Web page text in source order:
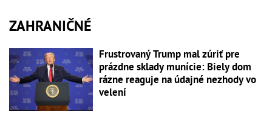
ZAHRANIČNÉ
Frustrovaný Trump mal zúriť pre
prázdne sklady munície: Biely dom
rázne reaguje na údajné nezhody vo
velení